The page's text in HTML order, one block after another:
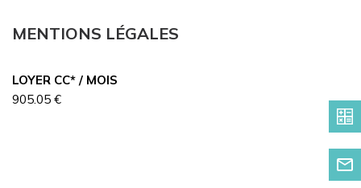
MENTIONS LÉGALES
LOYER CC* / MOIS
905.05 €